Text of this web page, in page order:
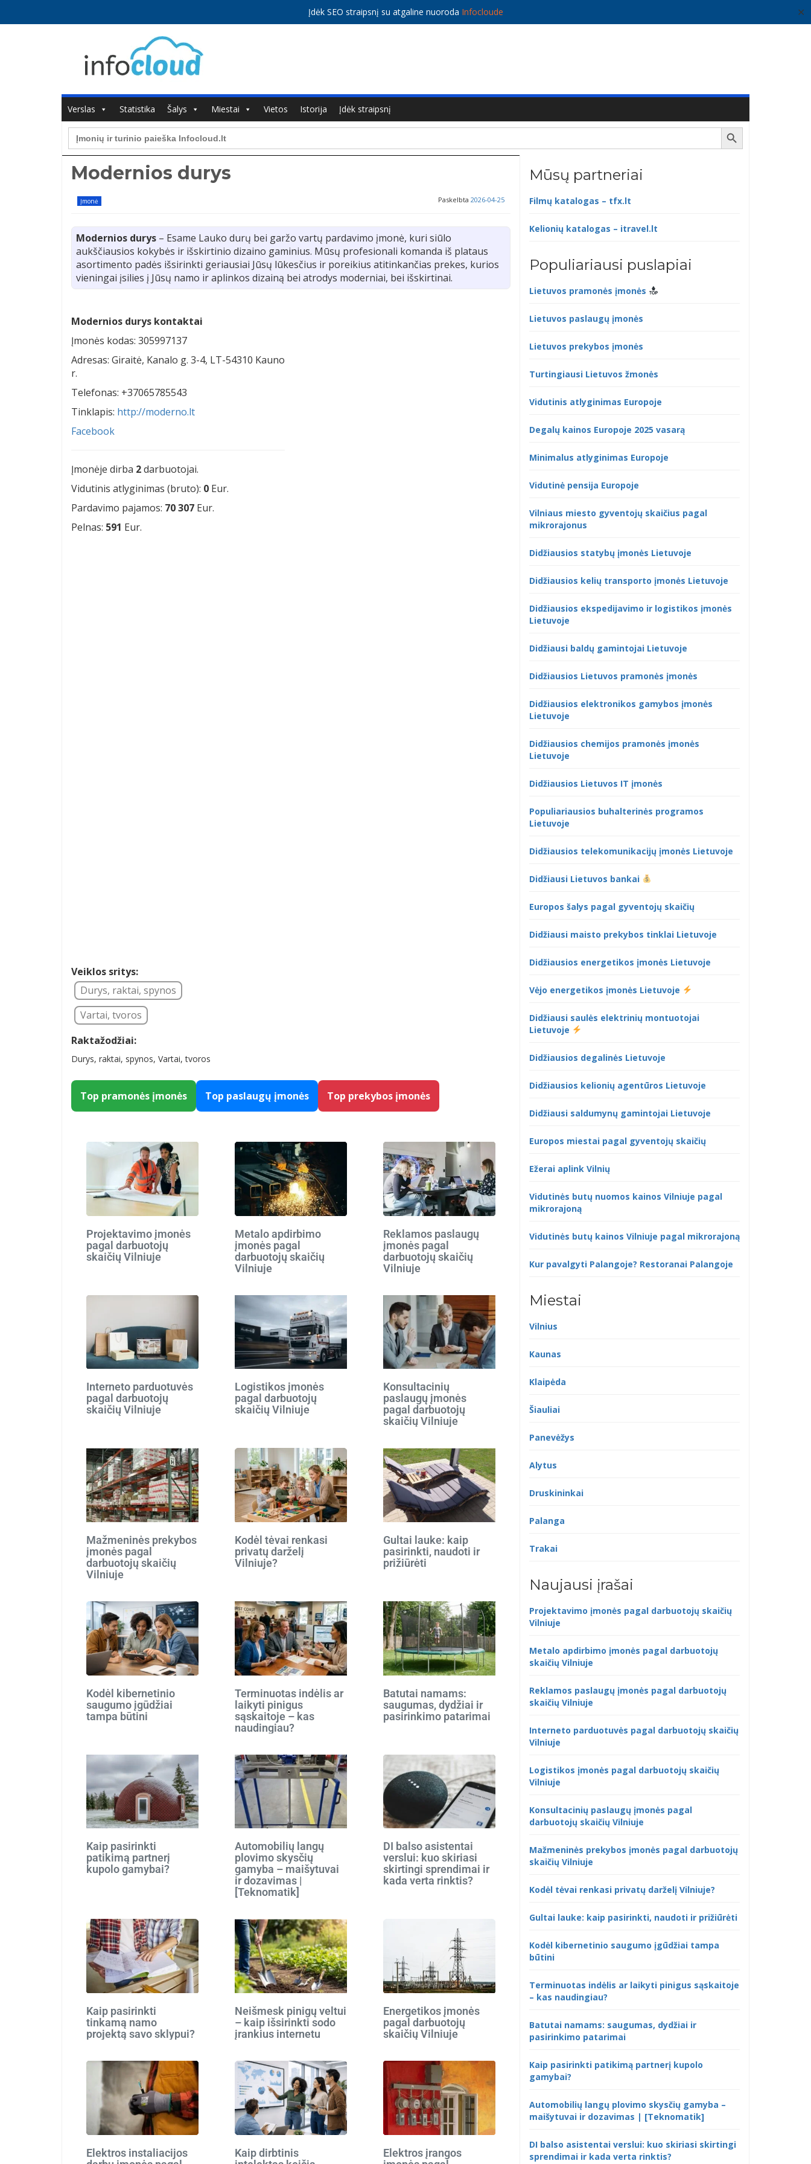
Įdėk SEO straipsnį su atgaline nuoroda Infocloude ✕
Verslas Statistika Šalys Miestai Vietos Istorija
Įdėk straipsnį
Search
for:
Search Button
Modernios durys
Įmonė Paskelbta 2026-04-25
Modernios durys – Esame Lauko durų bei garžo vartų pardavimo įmonė, kuri siūlo
aukščiausios kokybės ir išskirtinio dizaino gaminius. Mūsų profesionali komanda iš plataus
asortimento padės išsirinkti geriausiai Jūsų lūkesčius ir poreikius atitinkančias prekes, kurios
vieningai įsilies į Jūsų namo ir aplinkos dizainą bei atrodys moderniai, bei išskirtinai.
Modernios durys kontaktai
Įmonės kodas: 305997137
Adresas: Giraitė, Kanalo g. 3-4, LT-54310 Kauno
r.
Telefonas: +37065785543
Tinklapis: http://moderno.lt
Facebook
Įmonėje dirba 2darbuotojai.
Vidutinis atlyginimas (bruto): 0 Eur.
Pardavimo pajamos: 70 307 Eur.
Pelnas: 591 Eur.
Veiklos sritys:
Durys, raktai, spynos
Vartai, tvoros
Raktažodžiai:
Durys, raktai, spynos, Vartai, tvoros
Top pramonės įmonės Top paslaugų įmonės Top prekybos įmonės
Projektavimo įmonės
pagal darbuotojų
skaičių Vilniuje
Metalo apdirbimo
įmonės pagal
darbuotojų skaičių
Vilniuje
Reklamos paslaugų
įmonės pagal
darbuotojų skaičių
Vilniuje
Interneto parduotuvės
pagal darbuotojų
skaičių Vilniuje
Logistikos įmonės
pagal darbuotojų
skaičių Vilniuje
Konsultacinių
paslaugų įmonės
pagal darbuotojų
skaičių Vilniuje
Mažmeninės prekybos
įmonės pagal
darbuotojų skaičių
Vilniuje
Kodėl tėvai renkasi
privatų darželį
Vilniuje?
Gultai lauke: kaip
pasirinkti, naudoti ir
prižiūrėti
Kodėl kibernetinio
saugumo įgūdžiai
tampa būtini
Terminuotas indėlis ar
laikyti pinigus
sąskaitoje – kas
naudingiau?
Batutai namams:
saugumas, dydžiai ir
pasirinkimo patarimai
Kaip pasirinkti
patikimą partnerį
kupolo gamybai?
Automobilių langų
plovimo skysčių
gamyba – maišytuvai
ir dozavimas |
[Teknomatik]
DI balso asistentai
verslui: kuo skiriasi
skirtingi sprendimai ir
kada verta rinktis?
Kaip pasirinkti
tinkamą namo
projektą savo sklypui?
Neišmesk pinigų veltui
– kaip išsirinkti sodo
įrankius internetu
Energetikos įmonės
pagal darbuotojų
skaičių Vilniuje
Elektros instaliacijos
Kaip dirbtinis
Elektros įrangos
Mūsų partneriai
Filmų katalogas – tfx.lt
Kelionių katalogas – itravel.lt
Populiariausi puslapiai
Lietuvos pramonės įmonės
Lietuvos paslaugų įmonės
Lietuvos prekybos įmonės
Turtingiausi Lietuvos žmonės
Vidutinis atlyginimas Europoje
Degalų kainos Europoje 2025 vasarą
Minimalus atlyginimas Europoje
Vidutinė pensija Europoje
Vilniaus miesto gyventojų skaičius pagal
mikrorajonus
Didžiausios statybų įmonės Lietuvoje
Didžiausios kelių transporto įmonės Lietuvoje
Didžiausios ekspedijavimo ir logistikos įmonės
Lietuvoje
Didžiausi baldų gamintojai Lietuvoje
Didžiausios Lietuvos pramonės įmonės
Didžiausios elektronikos gamybos įmonės
Lietuvoje
Didžiausios chemijos pramonės įmonės
Lietuvoje
Didžiausios Lietuvos IT įmonės
Populiariausios buhalterinės programos
Lietuvoje
Didžiausios telekomunikacijų įmonės Lietuvoje
Didžiausi Lietuvos bankai
Europos šalys pagal gyventojų skaičių
Didžiausi maisto prekybos tinklai Lietuvoje
Didžiausios energetikos įmonės Lietuvoje
Vėjo energetikos įmonės Lietuvoje
Didžiausi saulės elektrinių montuotojai
Lietuvoje
Didžiausios degalinės Lietuvoje
Didžiausios kelionių agentūros Lietuvoje
Didžiausi saldumynų gamintojai Lietuvoje
Europos miestai pagal gyventojų skaičių
Ežerai aplink Vilnių
Vidutinės butų nuomos kainos Vilniuje pagal
mikrorajoną
Vidutinės butų kainos Vilniuje pagal mikrorajoną
Kur pavalgyti Palangoje? Restoranai Palangoje
Miestai
Vilnius
Kaunas
Klaipėda
Šiauliai
Panevėžys
Alytus
Druskininkai
Palanga
Trakai
Naujausi įrašai
Projektavimo įmonės pagal darbuotojų skaičių
Vilniuje
Metalo apdirbimo įmonės pagal darbuotojų
skaičių Vilniuje
Reklamos paslaugų įmonės pagal darbuotojų
skaičių Vilniuje
Interneto parduotuvės pagal darbuotojų skaičių
Vilniuje
Logistikos įmonės pagal darbuotojų skaičių
Vilniuje
Konsultacinių paslaugų įmonės pagal
darbuotojų skaičių Vilniuje
Mažmeninės prekybos įmonės pagal darbuotojų
skaičių Vilniuje
Kodėl tėvai renkasi privatų darželį Vilniuje?
Gultai lauke: kaip pasirinkti, naudoti ir prižiūrėti
Kodėl kibernetinio saugumo įgūdžiai tampa
būtini
Terminuotas indėlis ar laikyti pinigus sąskaitoje
– kas naudingiau?
Batutai namams: saugumas, dydžiai ir
pasirinkimo patarimai
Kaip pasirinkti patikimą partnerį kupolo
gamybai?
Automobilių langų plovimo skysčių gamyba –
maišytuvai ir dozavimas | [Teknomatik]
DI balso asistentai verslui: kuo skiriasi skirtingi
sprendimai ir kada verta rinktis?